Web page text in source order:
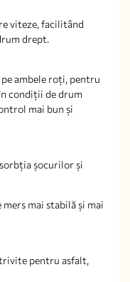
viteze, facilitând
drept.
ambele roți, pentru
condiții de drum
mai bun și
șocurilor și
mai stabilă și mai
pentru asfalt,